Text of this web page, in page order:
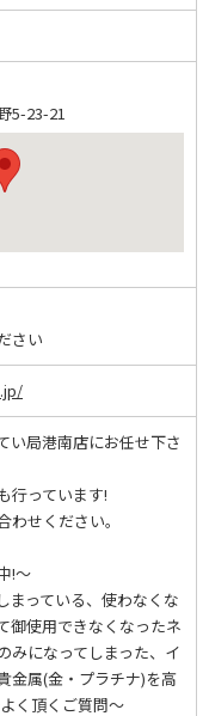
5-23-21
さい
い局港南店にお任せ下さ
行っています!
せください。
!～
まっている、使わなくな
御使用できなくなったネ
みになってしまった、イ
金属(金・プラチナ)を高
く頂くご質問～